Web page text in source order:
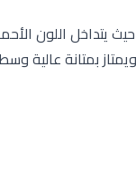
حيث يتداخل اللون
بمتانة